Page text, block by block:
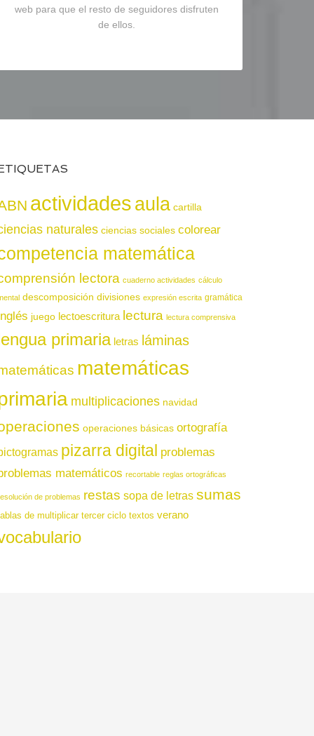
web para que el resto de seguidores disfruten
de ellos.
actividadesaula cartilla
naturales ciencias sociales colorear
matemática
lectora cuaderno actividades cálculo
descomposición divisiones expresión escrita gramática
juego lectoescritura lectura lectura comprensiva
primaria letras láminas
matemáticas
multiplicaciones navidad
operaciones básicas ortografía
pizarra digital problemas
matemáticos recortable reglas ortográficas
de problemas restas sopa de letras sumas
de multiplicar tercer ciclo textos verano